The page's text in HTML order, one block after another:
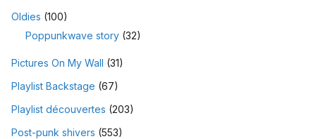
Oldies (100)
Poppunkwave story (32)
Pictures On My Wall (31)
Playlist Backstage (67)
Playlist découvertes (203)
Post-punk shivers (553)